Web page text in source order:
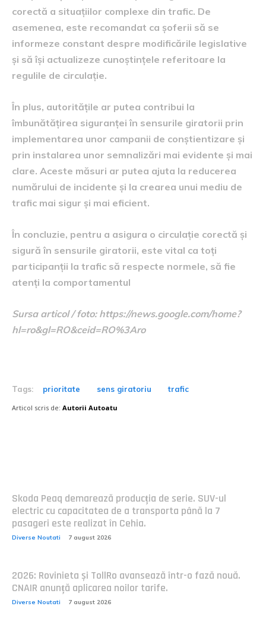
corectă a situațiilor complexe din trafic. De
asemenea, este recomandat ca șoferii să se
informeze constant despre modificările legislative
și să își actualizeze cunoștințele referitoare la
regulile de circulație.
În plus, autoritățile ar putea contribui la
îmbunătățirea siguranței în sensurile giratorii prin
implementarea unor campanii de conștientizare și
prin instalarea unor semnalizări mai evidente și mai
clare. Aceste măsuri ar putea ajuta la reducerea
numărului de incidente și la crearea unui mediu de
trafic mai sigur și mai eficient.
În concluzie, pentru a asigura o circulație corectă și
sigură în sensurile giratorii, este vital ca toți
participanții la trafic să respecte normele, să fie
atenți la comportamentul
Sursa articol / foto: https://news.google.com/home?
hl=ro&gl=RO&ceid=RO%3Aro
Tags: prioritate sens giratoriu trafic
Articol scris de: Autorii Autoatu
Skoda Peaq demarează producția de serie. SUV-ul
electric cu capacitatea de a transporta până la 7
pasageri este realizat în Cehia.
Diverse Noutati 7 august 2026
2026: Rovinieta și TollRo avansează într-o fază nouă.
CNAIR anunță aplicarea noilor tarife.
Diverse Noutati 7 august 2026